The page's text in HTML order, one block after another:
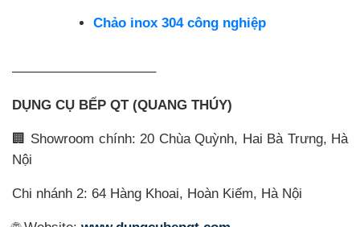
Chảo inox 304 công nghiệp
——————————–
DỤNG CỤ BẾP QT (QUANG THÚY)
🏢 Showroom chính: 20 Chùa Quỳnh, Hai Bà Trưng, Hà
Nội
Chi nhánh 2: 64 Hàng Khoai, Hoàn Kiếm, Hà Nội